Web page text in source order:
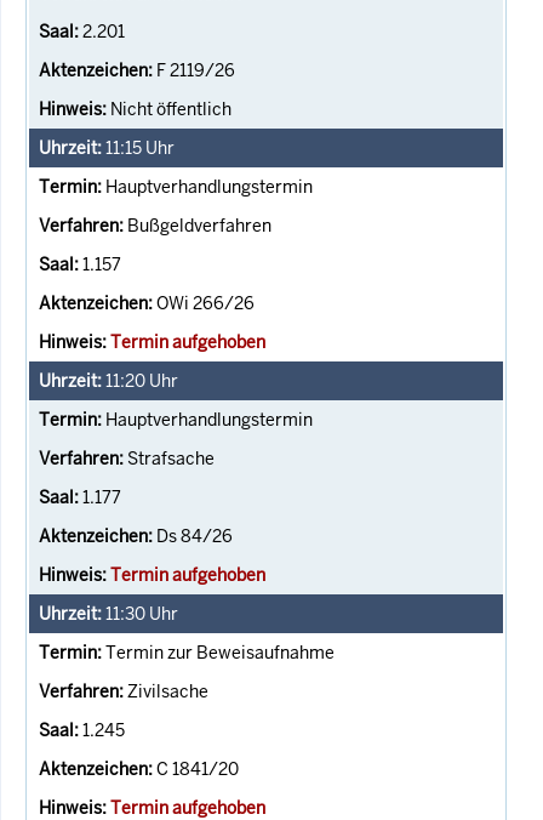
2.201
F 2119/26
Nicht öffentlich
11:15 Uhr
Hauptverhandlungstermin
Bußgeldverfahren
1.157
OWi 266/26
Termin aufgehoben
11:20 Uhr
Hauptverhandlungstermin
Strafsache
1.177
Ds 84/26
Termin aufgehoben
11:30 Uhr
Termin zur Beweisaufnahme
Zivilsache
1.245
C 1841/20
Termin aufgehoben